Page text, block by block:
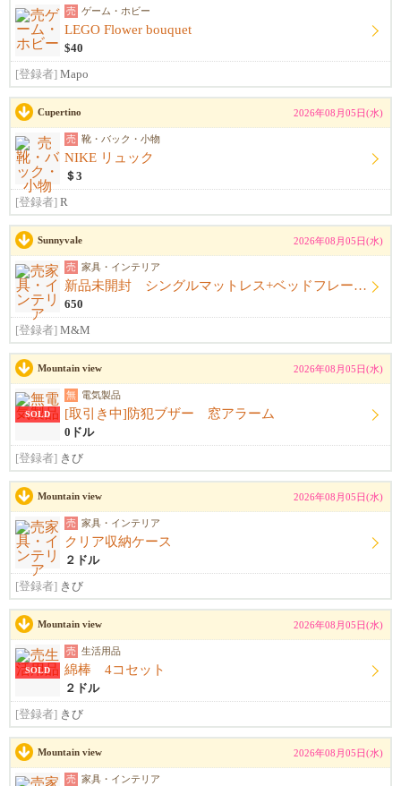
売 ゲーム・ホビー
LEGO Flower bouquet
$40
[登録者] Mapo
Cupertino 2026年08月05日(水)
売 靴・バック・小物
NIKE リュック
＄3
[登録者] R
Sunnyvale 2026年08月05日(水)
売 家具・インテリア
新品未開封 シングルマットレス+ベッドフレーム+シーツ
650
[登録者] M&M
Mountain view 2026年08月05日(水)
SOLD
無 電気製品
[取引き中]防犯ブザー 窓アラーム
0ドル
[登録者] きび
Mountain view 2026年08月05日(水)
売 家具・インテリア
クリア収納ケース
２ドル
[登録者] きび
Mountain view 2026年08月05日(水)
SOLD
売 生活用品
綿棒 4コセット
２ドル
[登録者] きび
Mountain view 2026年08月05日(水)
売 家具・インテリア